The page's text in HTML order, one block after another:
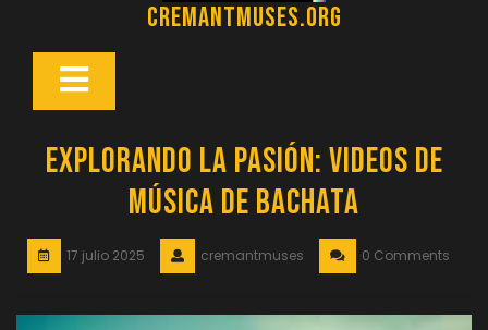
cremantmuses.org
Botón
Explorando la Pasión: Videos de
Música de Bachata
17 julio 2025 cremantmuses 0 Comments